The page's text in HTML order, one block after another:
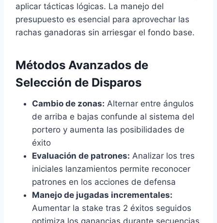
aplicar tácticas lógicas. La manejo del
presupuesto es esencial para aprovechar las
rachas ganadoras sin arriesgar el fondo base.
Métodos Avanzados de
Selección de Disparos
Cambio de zonas: Alternar entre ángulos
de arriba e bajas confunde al sistema del
portero y aumenta las posibilidades de
éxito
Evaluación de patrones: Analizar los tres
iniciales lanzamientos permite reconocer
patrones en los acciones de defensa
Manejo de jugadas incrementales:
Aumentar la stake tras 2 éxitos seguidos